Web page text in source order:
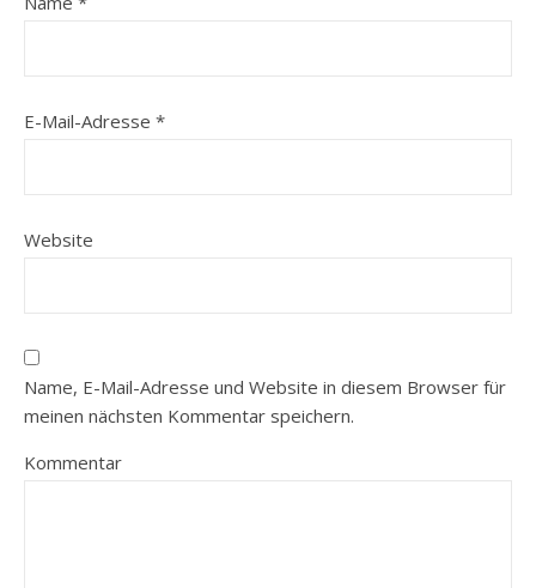
E-Mail-Adresse *
Website
Name, E-Mail-Adresse und Website in diesem Browser für
meinen nächsten Kommentar speichern.
Kommentar